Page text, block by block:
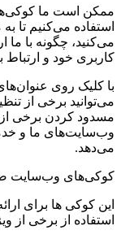
ممکن است ما کوکی‌ها
استفاده می‌کنیم تا
می‌کنید، چگونه با ما
کاربری خود و
با کلیک روی
می‌توانید برخی از
مسدود کردن برخی از
وب‌سایت‌های ما و
می‌دهد.
کوکی‌های وب‌سایت
این کوکی ها برای
استفاده از برخی از